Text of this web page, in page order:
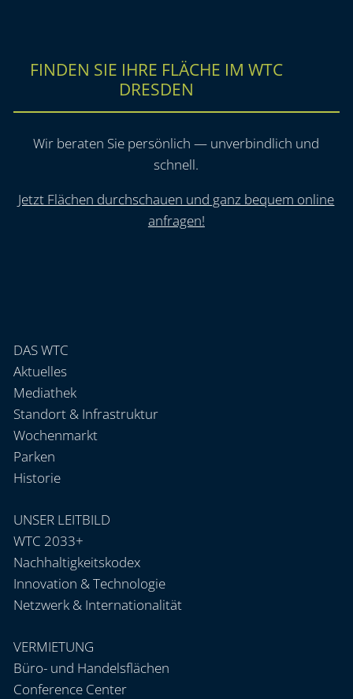
FINDEN SIE IHRE FLÄCHE IM WTC
DRESDEN
Wir beraten Sie persönlich — unverbindlich und
schnell.
Jetzt Flächen durchschauen und ganz bequem online
anfragen!
DAS WTC
Aktuelles
Mediathek
Standort & Infrastruktur
Wochenmarkt
Parken
Historie
UNSER LEITBILD
WTC 2033+
Nachhaltigkeitskodex
Innovation & Technologie
Netzwerk & Internationalität
VERMIETUNG
Büro- und Handelsflächen
Conference Center